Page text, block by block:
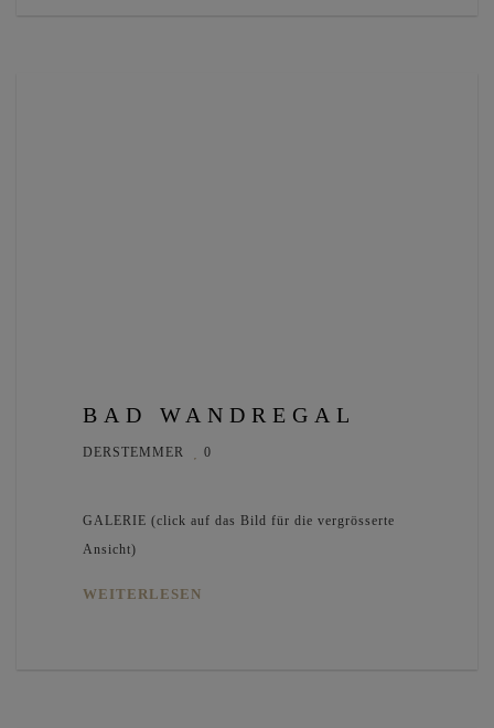
BAD WANDREGAL
DERSTEMMER 0
GALERIE (click auf das Bild für die vergrösserte
Ansicht)
WEITERLESEN